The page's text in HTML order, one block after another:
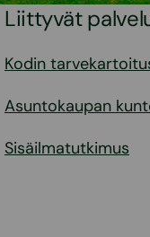
Liittyvät
Kodin
Asuntokaupan
Sisäilmatutkimus